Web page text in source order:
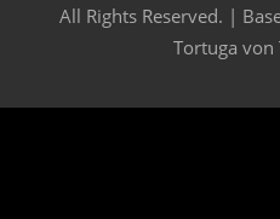
All Rights Reserved. |
Tortuga von